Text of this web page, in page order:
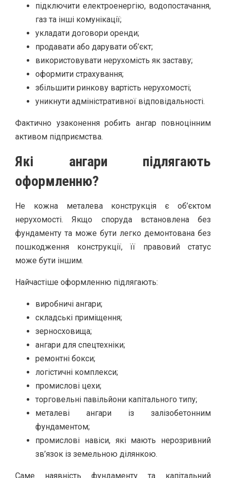
підключити електроенергію, водопостачання,
газ та інші комунікації;
укладати договори оренди;
продавати або дарувати об’єкт;
використовувати нерухомість як заставу;
оформити страхування;
збільшити ринкову вартість нерухомості;
уникнути адміністративної відповідальності.
Фактично узаконення робить ангар повноцінним
активом підприємства.
Які ангари підлягають
оформленню?
Не кожна металева конструкція є об’єктом
нерухомості. Якщо споруда встановлена без
фундаменту та може бути легко демонтована без
пошкодження конструкції, її правовий статус
може бути іншим.
Найчастіше оформленню підлягають:
виробничі ангари;
складські приміщення;
зерносховища;
ангари для спецтехніки;
ремонтні бокси;
логістичні комплекси;
промислові цехи;
торговельні павільйони капітального типу;
металеві ангари із залізобетонним
фундаментом;
промислові навіси, які мають нерозривний
зв’язок із земельною ділянкою.
Саме наявність фундаменту та капітальний